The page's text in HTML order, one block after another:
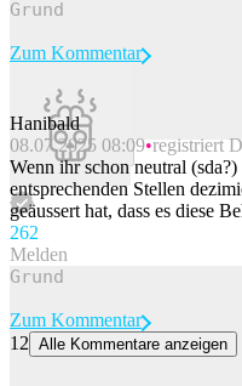
Beitrag melden
Zum Kommentar
Hanibald
08.07.2025 08:09 registriert
Wenn ihr schon neutral
entsprechenden Stellen
geäussert hat, dass es diese
262
Melden
Zum Kommentar
12 Alle Kommentare anzeigen